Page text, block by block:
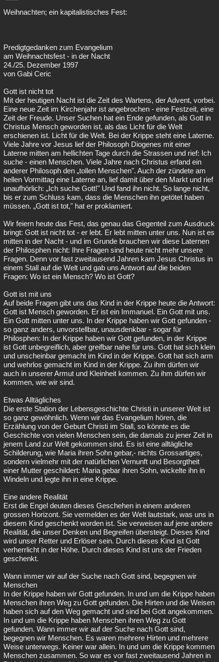
Weihnachten; ein kapitalistisches Fest:
Predigtgedanken zum Evangelium
am Weihnachtsfest - in der Nacht
24./25. Dezember 1997
von Gabi Ceric
Gott ist nicht tot
Mit der heutigen Nacht ist die Zeit des Wartens, der Advent, vorbei.
Eine neue Zeit im Kirchenjahr ist angebrochen - eine Festzeit, eine
Zeit der Freude. Unser Suchen hat ein Ende gefunden, als Gott in
Christus Mensch geworden ist, als das Licht für die Welt
erschienen ist. Licht für die Welt. Bei der Krippe steht eine Laterne.
Viele Jahre vor Jesus lief der Philosoph Diogenes mit einer
Laterne mitten am hellichten Tage durch die Strassen und rief: Ich
suche - einen Menschen. Viele Jahre nach Christus erfand ein
anderer Philosoph den „tollen Menschen". Auch der zündete am
hellen Vormittag eine Laterne an, lief damit über den Markt und rief
unaufhörlich: „Ich suche Gott!" Und fand ihn nicht. So lange nicht,
bis er zum Schluss kam, dass die Menschen ihn getötet haben
müssen. „Gott ist tot," hat er proklamiert.
Wir feiern heute das Fest, das genau das Gegenteil zum Ausdruck
bringt: Gott ist nicht tot - er lebt. Er lebt mitten unter uns. Nun ist es
mitten in der Nacht - und im Grunde brauchen wir diese Laternen
der Philosphen nicht: Ihre Fragen sind heute nicht mehr unsere
Fragen. Denn vor fast zweitausend Jahren kam Jesus Christus in
einem Stall auf die Welt und gab uns Antwort auf die beiden
Fragen: Wo ist ein Mensch? Wo ist Gott?
Gott ist mit uns
Auf beide Fragen gibt uns das Kind in der Krippe heute die Antwort:
Gott ist Mensch geworden. Er ist ein Immanuel. Ein Gott mit uns.
Ein Gott mitten unter uns. In der Krippe haben wir Gott gefunden -
so ganz anders, unvorstellbar, unausdenkbar - sogar für
Philosphen: In der Krippe haben wir Gott gefunden, in der Krippe
ist Gott unbegreiflich, aber greifbar nahe für uns. Gott hat sich klein
und unscheinbar gemacht im Kind in der Krippe. Gott hat sich arm
und wehrlos gemacht im Kind in der Krippe. Zu ihm dürfen wir
auch in unserer Armut und Kleinheit kommen. Zu ihm dürfen wir
kommen, wie wir sind.
Etwas Alltägliches
Die erste Station der Lebensgeschichte Christi in unserer Welt ist
so ganz gewöhnlich. Wenn wir das Evangelium hören, die
Erzählung von der Geburt Christi im Stall, so könnte es die
Geschichte von vielen Menschen sein, die damals zu jener Zeit in
jenem Land zur Welt gekommen sind. Es ist eine alltägliche
Schilderung, wie Maria ihren Sohn gebar,- nichts Grossartiges,
sondern vielmehr mit der natürlichen Vernunft und Besorgtheit
einer Mutter geschildert: Maria gebar ihren Sohn, wickelte ihn in
Windeln und legte ihn in eine Krippe.
Eine andere Realität
Erst die Engel deuten dieses Geschehen in einem anderen
grossen Horizont. Sie vermelden es der Welt lautstark, was uns in
diesem Kind geschenkt worden ist. Sie verweisen auf jene andere
Realität, die unser Denken und Begreifen übersteigt. Dieses Kind
wird unser Retter und Erlöser sein. Durch dieses Kind ist Gott
verherrlicht in der Höhe. Durch dieses Kind ist uns der Frieden
geschenkt.
Wann immer wir auf der Suche nach Gott sind, begegnen wir
Menschen
In der Krippe haben wir Gott gefunden. In und um die Krippe haben
Menschen ihren Weg zu Gott gefunden. Die Hirten und die Weisen
haben sich auf den Weg gemacht und sind bei Gott angekommen.
In und um die Krippe haben Menschen ihren Weg zu Gott
gefunden. Wann immer wir auf der Suche nach Gott sind,
begegnen wir Menschen. Es waren mehrere Hirten und mehrere
Weise unterwegs. Keiner war allein. In und um die Krippe kommen
Menschen zusammen. So war es vor fast zweitausend Jahren in